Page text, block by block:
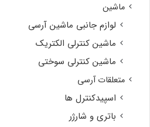
ماشین
لوازم جانبی ماشین آرسی
ماشین کنترلی الکتریک
ماشین کنترلی سوختی
متعلقات آرسی
اسپیدکنترل ها
باتری و شارژر